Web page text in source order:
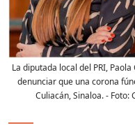
La diputada local del PRI,
denunciar que una corona
Culiacán, Sinaloa.- Foto: